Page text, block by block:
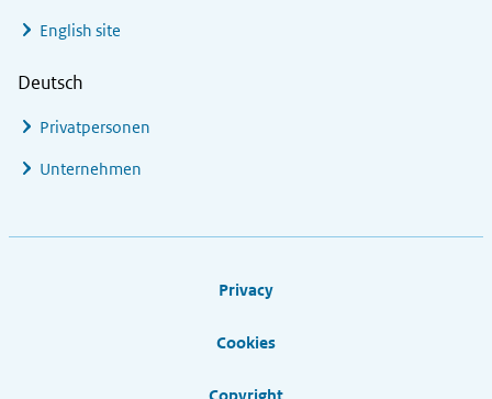
English site
Deutsch
Privatpersonen
Unternehmen
Privacy
Cookies